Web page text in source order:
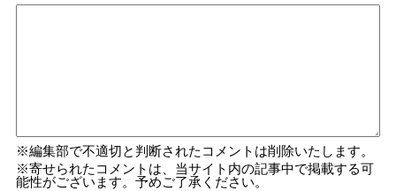
編集部で不適切と判断されたコメントは削除いたします。
寄せられたコメントは、当サイト内の記事中で掲載する可
能性がございます。予めご了承ください。